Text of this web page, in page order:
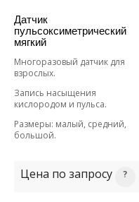
Датчик
пульсоксиметрический
мягкий
Многоразовый датчик для
взрослых.
Запись насыщения
кислородом и пульса.
Размеры: малый, средний,
большой.
Цена по запросу